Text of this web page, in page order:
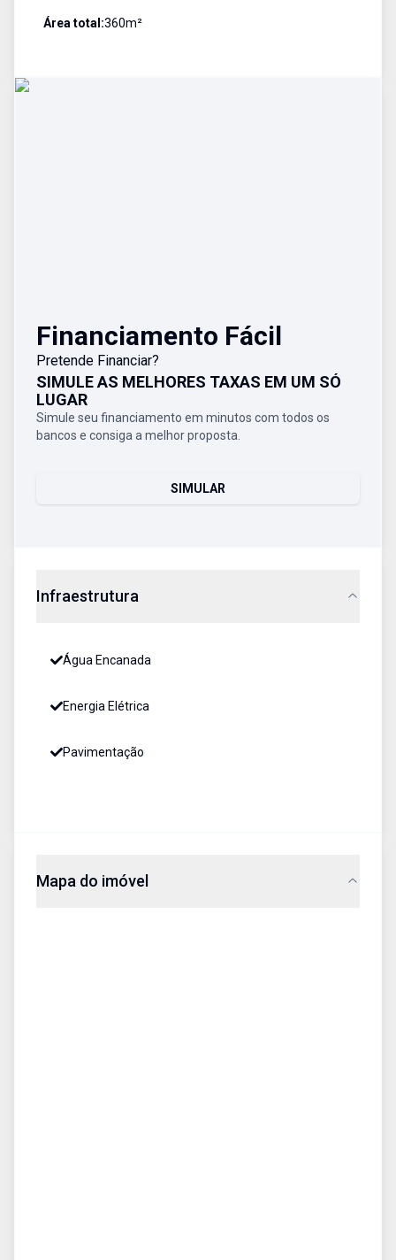
Área total:360m²
Financiamento Fácil
Pretende Financiar?
SIMULE AS MELHORES TAXAS EM UM SÓ
LUGAR
Simule seu financiamento em minutos com todos os
bancos e consiga a melhor proposta.
SIMULAR
Infraestrutura
Água Encanada
Energia Elétrica
Pavimentação
Mapa do imóvel